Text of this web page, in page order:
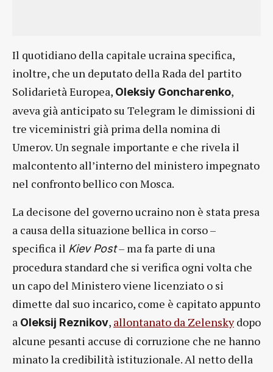
Il quotidiano della capitale ucraina specifica,
inoltre, che un deputato della Rada del partito
Solidarietà Europea, Oleksiy Goncharenko,
aveva già anticipato su Telegram le dimissioni di
tre viceministri già prima della nomina di
Umerov. Un segnale importante e che rivela il
malcontento all’interno del ministero impegnato
nel confronto bellico con Mosca.
La decisone del governo ucraino non è stata presa
a causa della situazione bellica in corso –
specifica il Kiev Post– ma fa parte di una
procedura standard che si verifica ogni volta che
un capo del Ministero viene licenziato o si
dimette dal suo incarico, come è capitato appunto
a Oleksij Reznikov, allontanato da Zelenskydopo
alcune pesanti accuse di corruzione che ne hanno
minato la credibilità istituzionale. Al netto della